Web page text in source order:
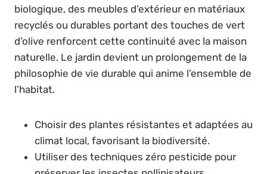
biologique, des meubles d’extérieur en matériaux
recyclés ou durables portant des touches de vert
d’olive renforcent cette continuité avec la maison
naturelle. Le jardin devient un prolongement de la
philosophie de vie durable qui anime l’ensemble de
l’habitat.
Choisir des plantes résistantes et adaptées au
climat local, favorisant la biodiversité.
Utiliser des techniques zéro pesticide pour